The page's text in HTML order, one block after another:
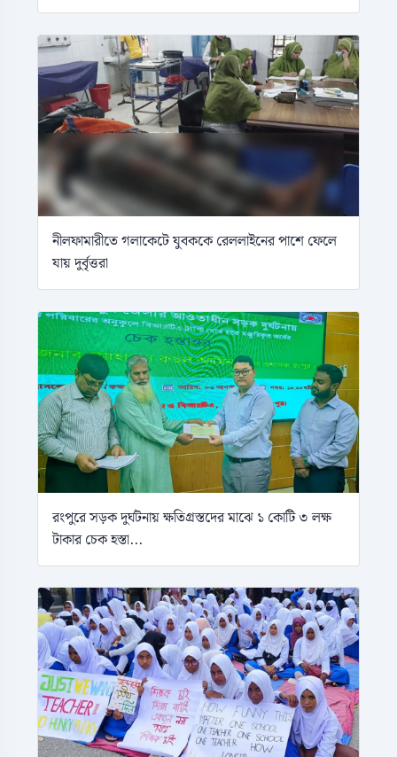
নীলফামারীতে গলাকেটে যুবককে রেললাইনের পাশে ফেলে
যায় দুর্বৃত্তরা
রংপুরে সড়ক দুর্ঘটনায় ক্ষতিগ্রস্তদের মাঝে ১ কোটি ৩ লক্ষ
টাকার চেক হস্তা...